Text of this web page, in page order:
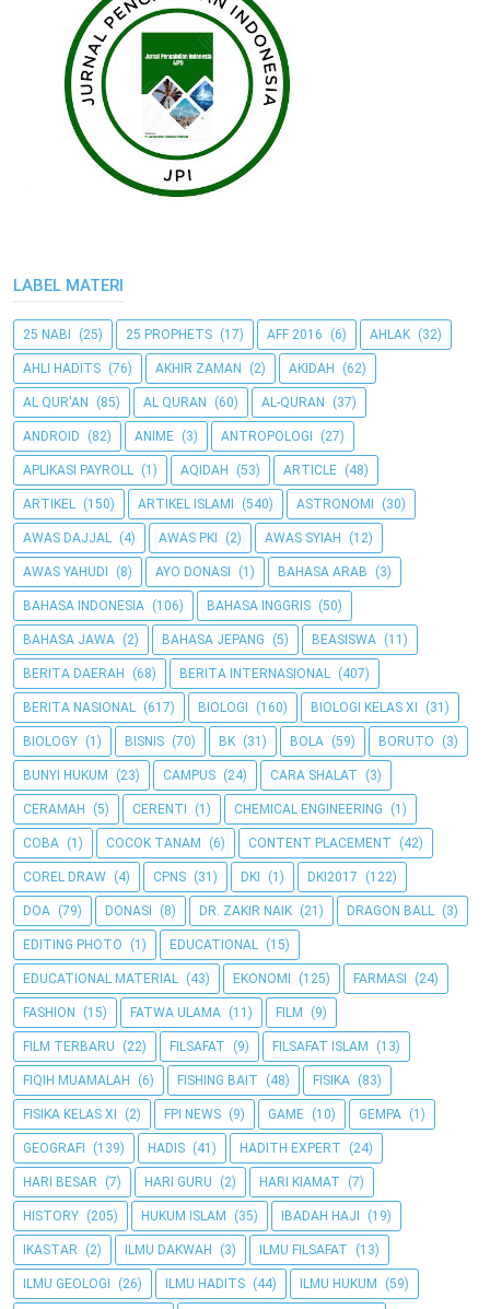
LABEL MATERI
25 NABI (25) 25 PROPHETS (17) AFF 2016 (6) AHLAK (32)
AHLI HADITS (76) AKHIR ZAMAN (2) AKIDAH (62)
AL QUR'AN (85) AL QURAN (60) AL-QURAN (37)
ANDROID (82) ANIME (3) ANTROPOLOGI (27)
APLIKASI PAYROLL (1) AQIDAH (53) ARTICLE (48)
ARTIKEL (150) ARTIKEL ISLAMI (540) ASTRONOMI (30)
AWAS DAJJAL (4) AWAS PKI (2) AWAS SYIAH (12)
AWAS YAHUDI (8) AYO DONASI (1) BAHASA ARAB (3)
BAHASA INDONESIA (106) BAHASA INGGRIS (50)
BAHASA JAWA (2) BAHASA JEPANG (5) BEASISWA (11)
BERITA DAERAH (68) BERITA INTERNASIONAL (407)
BERITA NASIONAL (617) BIOLOGI (160) BIOLOGI KELAS XI (31)
BIOLOGY (1) BISNIS (70) BK (31) BOLA (59) BORUTO (3)
BUNYI HUKUM (23) CAMPUS (24) CARA SHALAT (3)
CERAMAH (5) CERENTI (1) CHEMICAL ENGINEERING (1)
COBA (1) COCOK TANAM (6) CONTENT PLACEMENT (42)
COREL DRAW (4) CPNS (31) DKI (1) DKI2017 (122)
DOA (79) DONASI (8) DR. ZAKIR NAIK (21) DRAGON BALL (3)
EDITING PHOTO (1) EDUCATIONAL (15)
EDUCATIONAL MATERIAL (43) EKONOMI (125) FARMASI (24)
FASHION (15) FATWA ULAMA (11) FILM (9)
FILM TERBARU (22) FILSAFAT (9) FILSAFAT ISLAM (13)
FIQIH MUAMALAH (6) FISHING BAIT (48) FISIKA (83)
FISIKA KELAS XI (2) FPI NEWS (9) GAME (10) GEMPA (1)
GEOGRAFI (139) HADIS (41) HADITH EXPERT (24)
HARI BESAR (7) HARI GURU (2) HARI KIAMAT (7)
HISTORY (205) HUKUM ISLAM (35) IBADAH HAJI (19)
IKASTAR (2) ILMU DAKWAH (3) ILMU FILSAFAT (13)
ILMU GEOLOGI (26) ILMU HADITS (44) ILMU HUKUM (59)